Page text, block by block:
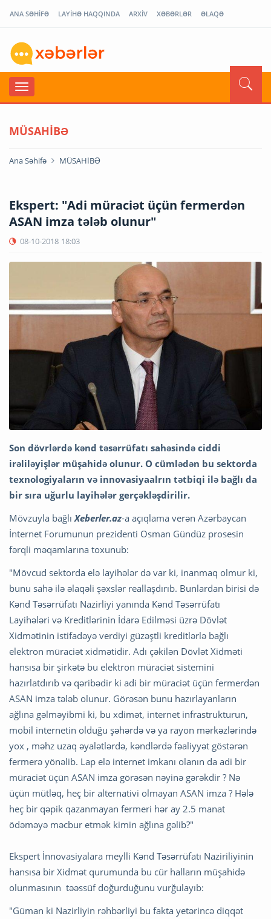
ANA SƏHİFƏ LAYİHƏ HAQQINDA ARXİV XƏBƏRLƏR ƏLAQƏ
MÜSAHİBƏ
Ana Səhifə MÜSAHİBƏ
Ekspert: "Adi müraciət üçün fermerdən
ASAN imza tələb olunur"
08-10-2018 18:03
Son dövrlərdə kənd təsərrüfatı sahəsində ciddi
irəliləyişlər müşahidə olunur. O cümlədən bu sektorda
texnologiyaların və innovasiyaalrın tətbiqi ilə bağlı da
bir sıra uğurlu layihələr gerçəkləşdirilir.
Mövzuyla bağlı Xeberler.az-a açıqlama verən Azərbaycan
İnternet Forumunun prezidenti Osman Gündüz prosesin
fərqli məqamlarına toxunub:
"Mövcud sektorda elə layihələr də var ki, inanmaq olmur ki,
bunu sahə ilə əlaqəli şəxslər reallaşdırıb. Bunlardan birisi də
Kənd Təsərrüfatı Nazirliyi yanında Kənd Təsərrüfatı
Layihələri və Kreditlərinin İdarə Edilməsi üzrə Dövlət
Xidmətinin istifadəyə verdiyi güzəştli kreditlərlə bağlı
elektron müraciət xidmətidir. Adı çəkilən Dövlət Xidməti
hansısa bir şirkətə bu elektron müraciət sistemini
hazırlatdırıb və qəribədir ki adi bir müraciət üçün fermerdən
ASAN imza tələb olunur. Görəsən bunu hazırlayanların
ağlına gəlməyibmi ki, bu xdimət, internet infrastrukturun,
mobil internetin olduğu şəhərdə və ya rayon mərkəzlərində
yox , məhz uzaq əyalətlərdə, kəndlərdə fəaliyyət göstərən
fermerə yönəlib. Lap elə internet imkanı olanın da adi bir
müraciət üçün ASAN imza görəsən nəyinə gərəkdir ? Nə
üçün mütləq, heç bir alternativi olmayan ASAN imza ? Hələ
heç bir qəpik qazanmayan fermeri hər ay 2.5 manat
ödəməyə məcbur etmək kimin ağlına gəlib?"
Ekspert İnnovasiyalara meylli Kənd Təsərrüfatı Naziriliyinin
hansısa bir Xidmət qurumunda bu cür halların müşahidə
olunmasının təəssüf doğurduğunu vurğulayıb:
"Güman ki Nazirliyin rəhbərliyi bu fakta yetərincə diqqət